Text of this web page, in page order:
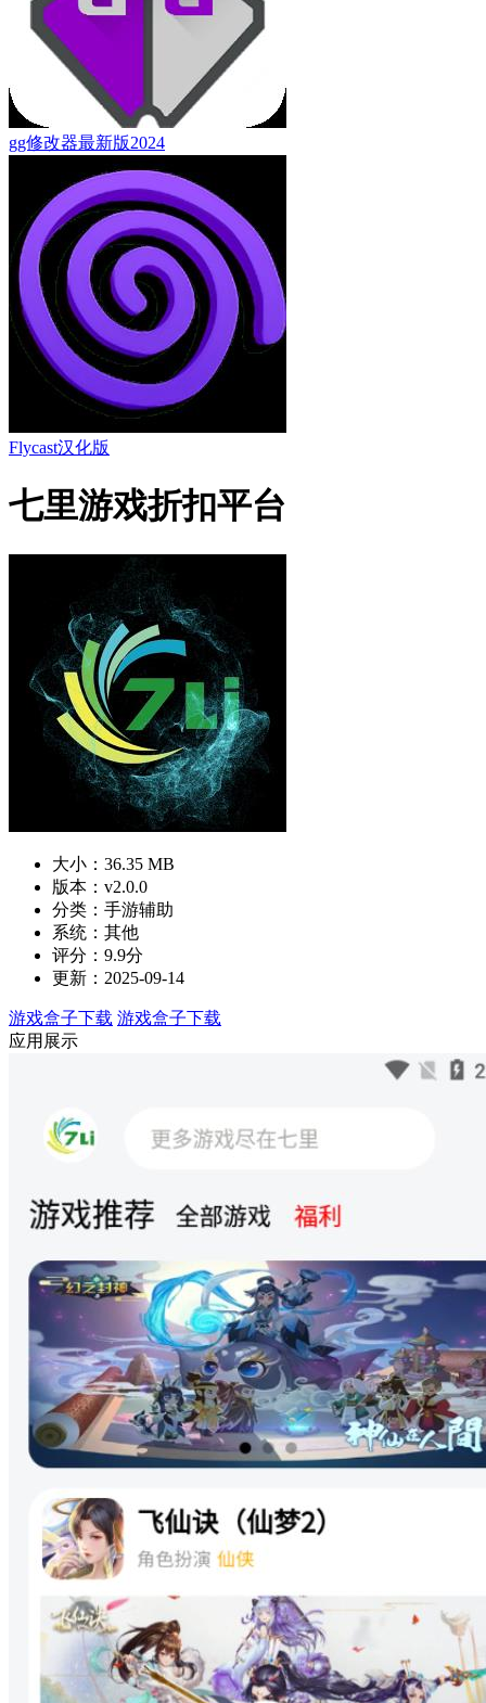
gg修改器最新版2024
Flycast汉化版
七里游戏折扣平台
大小：36.35 MB
版本：v2.0.0
分类：手游辅助
系统：其他
评分：9.9分
更新：2025-09-14
游戏盒子下载 游戏盒子下载
应用展示